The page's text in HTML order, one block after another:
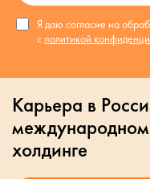
Я даю согласие на
с политикой
Карьера в
холдинге